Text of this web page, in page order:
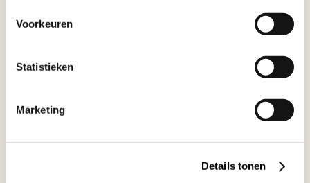
Voorkeuren
Statistieken
Marketing
Details tonen
Sari de Santy
Nancy
Romkens